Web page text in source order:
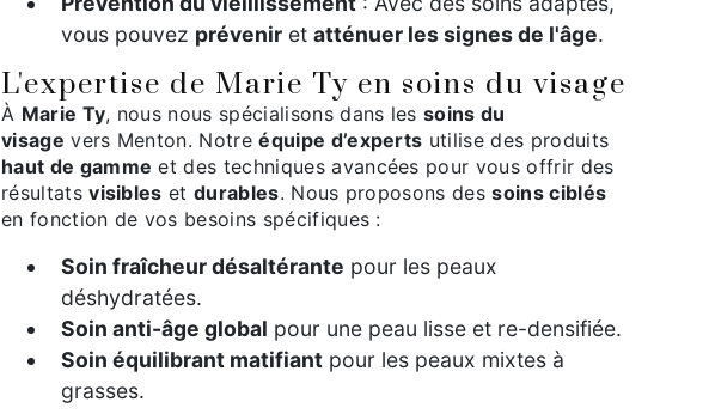
vous pouvez prévenir et atténuer les signes de l'âge.
L'expertise de Marie Ty en soins du visage
Marie Ty, nous nous spécialisons dans lessoins du
visage vers Menton. Notreéquipe d’experts utilise des produits
haut de gamme et des techniques avancées pour vous offrir des
résultatsvisibles etdurables. Nous proposons dessoins ciblés
en fonction de vos besoins spécifiques :
Soin fraîcheur désaltérante pour les peaux
déshydratées.
Soin anti-âge global pour une peau lisse et re-densifiée.
Soin équilibrant matifiant pour les peaux mixtes à
grasses.